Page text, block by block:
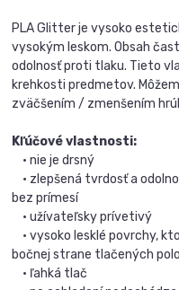
PLA Glitter je vysoko
vysokým leskom. Obsah
odolnosť proti tlaku. Tieto
krehkosti predmetov.
zväčšením / zmenšením
Kľúčové vlastnosti:
• nie je drsný
• zlepšená tvrdosť a
bez prímesí
• užívateľsky prívetivý
• vysoko lesklé povrchy,
bočnej strane tlačených
• ľahká tlač